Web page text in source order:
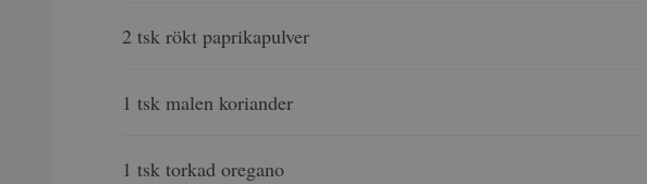
2 tsk rökt paprikapulver
1 tsk malen koriander
1 tsk torkad oregano